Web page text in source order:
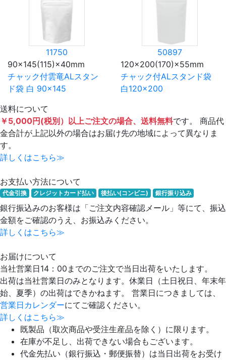
11750
90×145(115)×40mm
チャック付雲竜ALスタン
ド袋 白 90×145
50897
120×200(170)×55mm
チャック付ALスタンド袋
白120×200
送料について
￥5,000円(税別）以上ご注文の場合、送料無料です。 商品代
金合計が上記以外の場合はお届け先の地域によって異なりま
す。
詳しくはこちら≫
お支払い方法について
代金引換 クレジットカード払い 後払い(コンビニ) 銀行振り込み
銀行振込みのお客様は「ご注文内容確認メール」等にて、振込
金額をご確認のうえ、お振込みください。
詳しくはこちら≫
お届けについて
当社営業日14：00までのご注文で当日出荷をいたします。
出荷は当社営業日のみとなります。休業日（土日祝日、年末年
始、夏季）の出荷はできかねます。 営業日につきましては、
営業日カレンダーにてご確認ください。
詳しくはこちら≫
既製品（取次商品や受注生産品を除く）に限ります。
在庫が不足し、出荷できない場合もございます。
代金先払い（銀行振込・郵便振替）は当日出荷をお受け